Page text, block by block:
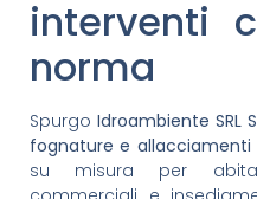
interventi
norma
Spurgo Idroambiente SRL
fognature e allacciamenti
su misura per